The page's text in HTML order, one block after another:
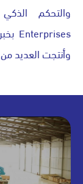
وأنتجت العديد